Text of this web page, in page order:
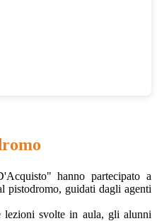
hanno partecipato a
pistodromo, guidati dagli agenti
lezioni svolte in aula, gli alunni